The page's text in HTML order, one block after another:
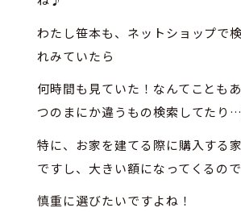
わたし笹本も、ネットショップで
れみていたら
何時間も見ていた！なんてことも
つのまにか違うもの検索してたり…
特に、お家を建てる際に購入する
ですし、大きい額になってくるので
慎重に選びたいですよね！